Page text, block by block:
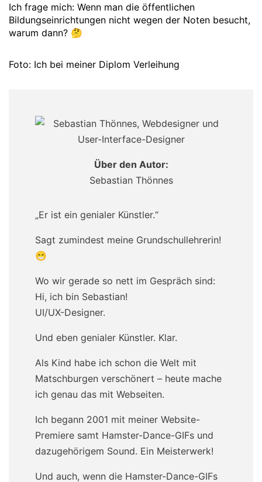
Ich frage mich: Wenn man die öffentlichen
Bildungseinrichtungen nicht wegen der Noten besucht,
warum dann? 🤔
Foto: Ich bei meiner Diplom Verleihung
Über den Autor:
Sebastian Thönnes
„Er ist ein genialer Künstler.“
Sagt zumindest meine Grundschullehrerin!
😁
Wo wir gerade so nett im Gespräch sind:
Hi, ich bin Sebastian!
UI/UX-Designer.
Und eben genialer Künstler. Klar.
Als Kind habe ich schon die Welt mit
Matschburgen verschönert – heute mache
ich genau das mit Webseiten.
Ich begann 2001 mit meiner Website-
Premiere samt Hamster-Dance-GIFs und
dazugehörigem Sound. Ein Meisterwerk!
Und auch, wenn die Hamster-Dance-GIFs